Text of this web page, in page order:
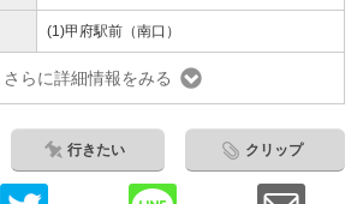
(1)甲府駅前（南口）
さらに詳細情報をみる
行きたい クリップ